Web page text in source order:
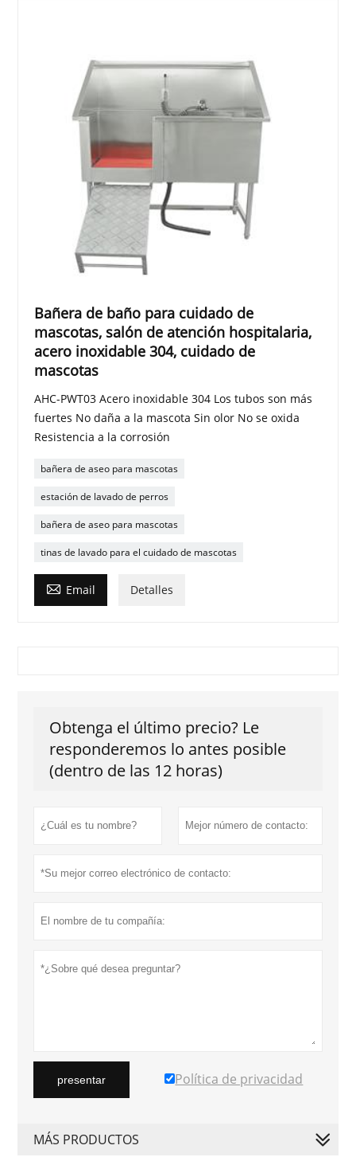
Bañera de baño para cuidado de
mascotas, salón de atención hospitalaria,
acero inoxidable 304, cuidado de
mascotas
AHC-PWT03 Acero inoxidable 304 Los tubos son más
fuertes No daña a la mascota Sin olor No se oxida
Resistencia a la corrosión
bañera de aseo para mascotas
estación de lavado de perros
bañera de aseo para mascotas
tinas de lavado para el cuidado de mascotas
 Email Detalles
Obtenga el último precio? Le
responderemos lo antes posible
(dentro de las 12 horas)
presentar Política de privacidad
MÁS PRODUCTOS